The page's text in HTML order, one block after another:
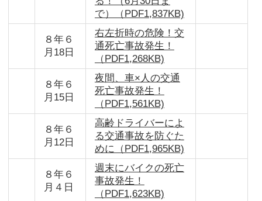
で）（PDF1,837KB)
８年６
月18日
右左折時の危険！交
通死亡事故発生！
（PDF1,268KB)
８年６
月15日
夜間、車×人の交通
死亡事故発生！
（PDF1,561KB)
８年６
月12日
高齢ドライバーによ
る交通事故を防ぐた
めに（PDF1,965KB)
８年６
月４日
週末にバイクの死亡
事故発生！
（PDF1,623KB)